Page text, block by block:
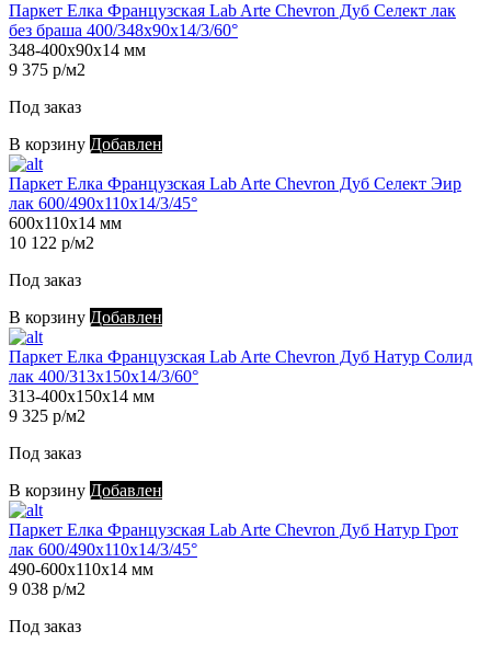
Паркет Елка Французская Lab Arte Chevron Дуб Селект лак
без браша 400/348х90х14/3/60°
348-400х90х14 мм
9 375 р/м2
Под заказ
В корзину Добавлен
Паркет Елка Французская Lab Arte Chevron Дуб Селект Эир
лак 600/490х110х14/3/45°
600х110х14 мм
10 122 р/м2
Под заказ
В корзину Добавлен
Паркет Елка Французская Lab Arte Chevron Дуб Натур Солид
лак 400/313х150х14/3/60°
313-400х150х14 мм
9 325 р/м2
Под заказ
В корзину Добавлен
Паркет Елка Французская Lab Arte Chevron Дуб Натур Грот
лак 600/490х110х14/3/45°
490-600х110х14 мм
9 038 р/м2
Под заказ